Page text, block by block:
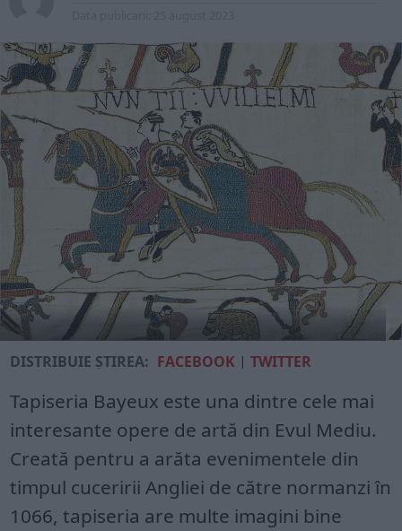
DISTRIBUIE ȘTIREA: FACEBOOK |TWITTER
Tapiseria Bayeux este una dintre cele mai
interesante opere de artă din Evul Mediu.
Creată pentru a arăta evenimentele din
timpul cuceririi Angliei de către normanzi în
1066, tapiseria are multe imagini bine